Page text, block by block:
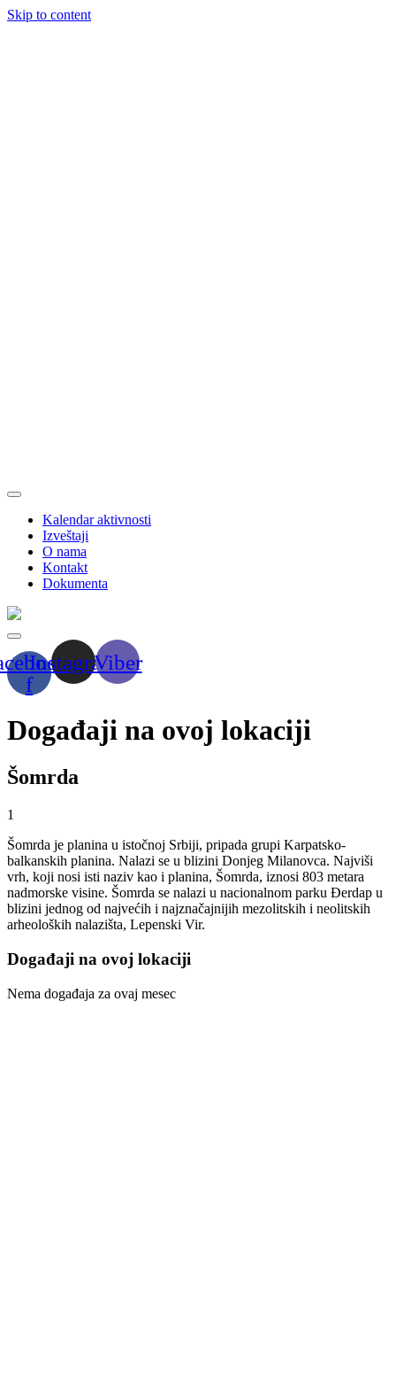
Skip to content
Kalendar aktivnosti
Izveštaji
O nama
Kontakt
Dokumenta
f
InstagramViber
Događaji na ovoj lokaciji
Šomrda
1
Šomrda je planina u istočnoj Srbiji, pripada grupi Karpatsko-
balkanskih planina. Nalazi se u blizini Donjeg Milanovca. Najviši
vrh, koji nosi isti naziv kao i planina, Šomrda, iznosi 803 metara
nadmorske visine. Šomrda se nalazi u nacionalnom parku Đerdap u
blizini jednog od najvećih i najznačajnijih mezolitskih i neolitskih
arheoloških nalazišta, Lepenski Vir.
Događaji na ovoj lokaciji
Nema događaja za ovaj mesec